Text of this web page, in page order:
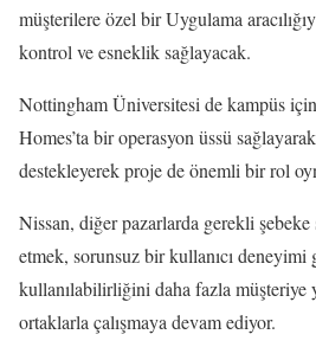
müşterilere özel bir Uygulama
kontrol ve esneklik sağlayacak.
Nottingham Üniversitesi de kampüs
Homes’ta bir operasyon üssü
destekleyerek proje de önemli bir rol
Nissan, diğer pazarlarda gerekli
etmek, sorunsuz bir kullanıcı
kullanılabilirliğini daha fazla
ortaklarla çalışmaya devam ediyor.